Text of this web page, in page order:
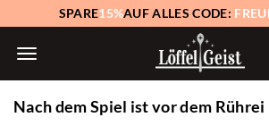
SPARE15%AUF ALLES CODE:
Nach dem Spiel ist vor dem Rührei